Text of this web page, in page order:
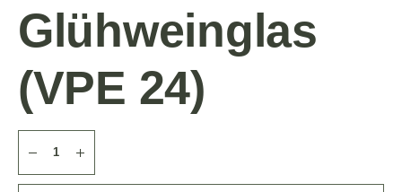
Glühweinglas
(VPE 24)